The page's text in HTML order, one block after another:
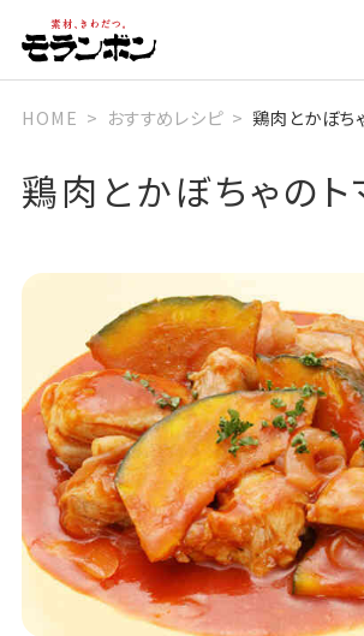
HOME おすすめレシピ 鶏肉とかぼち
鶏肉とかぼちゃのト